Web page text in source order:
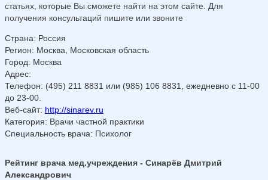
статьях, которые Вы сможете найти на этом сайте. Для
получения консультаций пишите или звоните
Страна: Россия
Регион: Москва, Московская область
Город: Москва
Адрес:
Телефон: (495) 211 8831 или (985) 106 8831, ежедневно с 11-00
до 23-00.
Веб-сайт: http://sinarev.ru
Категория: Врачи частной практики
Специальность врача: Психолог
Рейтинг врача мед.учреждения - Синарёв Дмитрий
Александрович